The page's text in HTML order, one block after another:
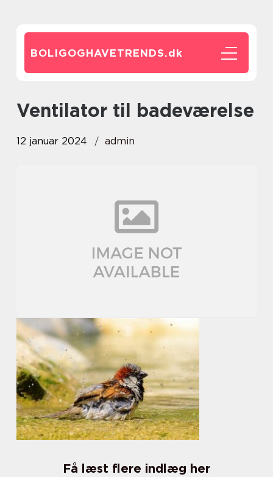
BOLIGOGHAVETRENDS.dk
ventilator til badeværelse
12 januar 2024 admin
Få læst flere indlæg her